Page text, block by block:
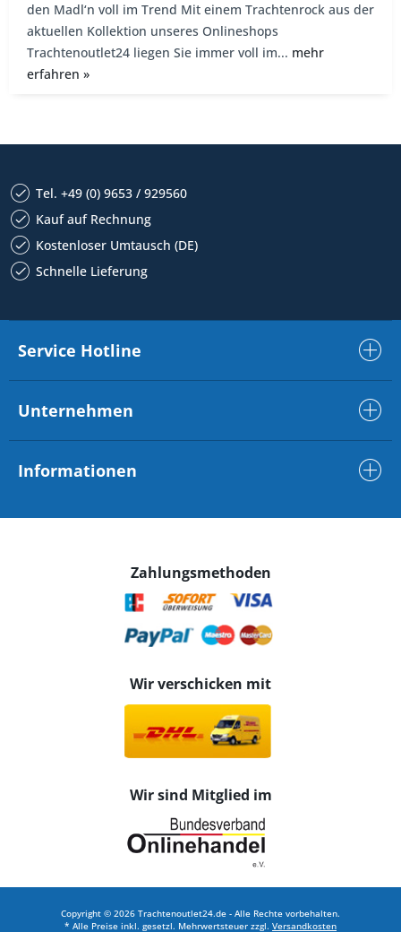
den Madl‘n voll im Trend Mit einem Trachtenrock aus der
aktuellen Kollektion unseres Onlineshops
Trachtenoutlet24 liegen Sie immer voll im... mehr
erfahren »
Tel. +49 (0) 9653 / 929560
Kauf auf Rechnung
Kostenloser Umtausch (DE)
Schnelle Lieferung
Service Hotline
Unternehmen
Informationen
Zahlungsmethoden
Wir verschicken mit
Wir sind Mitglied im
Copyright © 2026 Trachtenoutlet24.de - Alle Rechte vorbehalten.
* Alle Preise inkl. gesetzl. Mehrwertsteuer zzgl. Versandkosten